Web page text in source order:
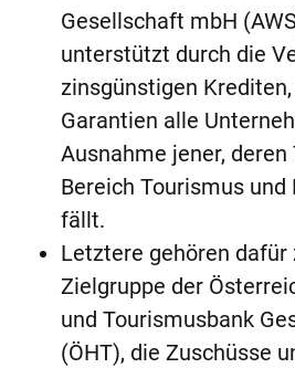
Gesellschaft mbH
unterstützt durch die
zinsgünstigen
Garantien alle
Ausnahme jener,
Bereich Tourismus
fällt.
Letztere gehören dafür
Zielgruppe der
und Tourismusbank
(ÖHT), die Zuschüsse